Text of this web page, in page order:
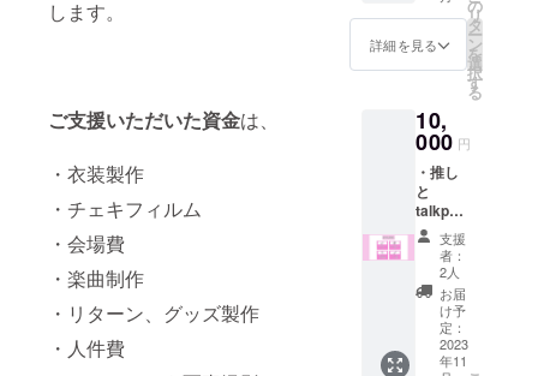
します。
ご支援いただいた資金は、
・衣装製作
・チェキフィルム
・会場費
・楽曲制作
・リターン、グッズ製作
・人件費
チェキ
券は今
後どの
ライ
のメン
バーに
もお使
いいた
だけま
す。 支
援時、
推しメ
ンを教
えてく
ださ
い。
詳細を見る
の
リ
タ
ー
ン
を
選
択
す
る
10,
000 円
・推し
と
talkport
2分間 ※
後日、
支援者
の希望
日は
メール
でヒア
リング
支援
者：
2人
お届
け予
定：
2023
年11